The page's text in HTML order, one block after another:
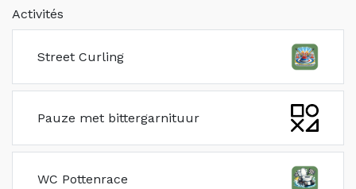
Activités
Street Curling
Pauze met bittergarnituur
WC Pottenrace